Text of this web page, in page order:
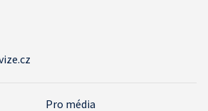
Pro média